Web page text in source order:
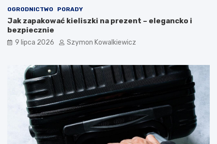
OGRODNICTWO PORADY
Jak zapakować kieliszki na prezent – elegancko i
bezpiecznie
9 lipca 2026 Szymon Kowalkiewicz